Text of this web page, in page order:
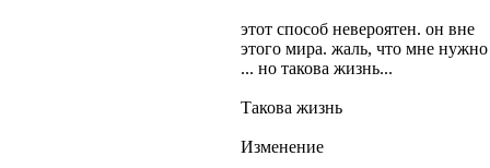
этот способ невероятен. он вне
этого мира. жаль, что мне нужно
... но такова жизнь...
Такова жизнь
Изменение